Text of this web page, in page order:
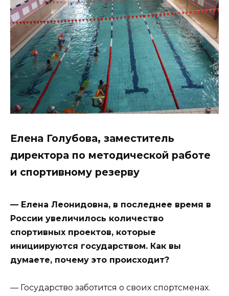
Елена Голубова, заместитель
директора по методической работе
и спортивному резерву
— Елена Леонидовна, в последнее время в
России увеличилось количество
спортивных проектов, которые
инициируются государством. Как вы
думаете, почему это происходит?
— Государство заботится о своих спортсменах.